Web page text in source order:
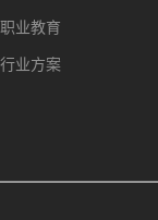
职业教育
行业方案